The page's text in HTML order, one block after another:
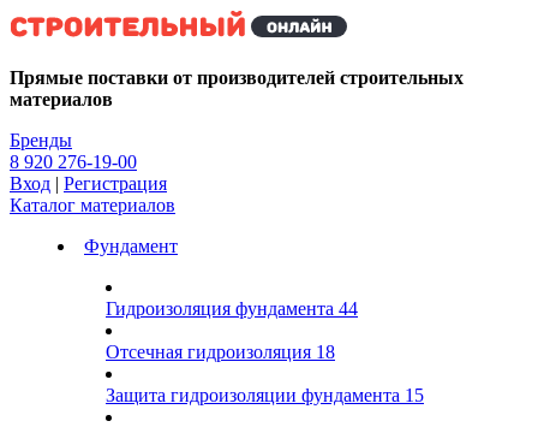
Kg
Прямые поставки от производителей строительных
материалов
Бренды
8 920 276-19-00
Вход | Регистрация
Каталог материалов
Фундамент
Гидроизоляция фундамента 44
Отсечная гидроизоляция 18
Защита гидроизоляции фундамента 15